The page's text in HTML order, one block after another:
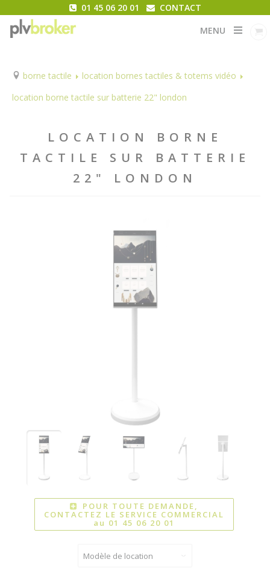
MENU
borne tactile
location bornes tactiles & totems vidéo
location borne tactile sur batterie 22" london
01 45 06 20 01 CONTACT
LOCATION BORNE
TACTILE SUR BATTERIE
22" LONDON
POUR TOUTE DEMANDE,
CONTACTEZ LE SERVICE COMMERCIAL
au 01 45 06 20 01